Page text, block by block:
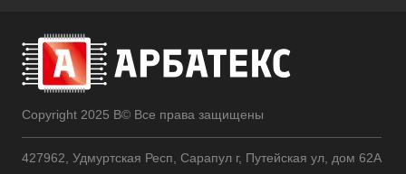
Copyright 2025 В© Все права защищены
427962, Удмуртская Респ, Сарапул г, Путейская ул, дом 62А